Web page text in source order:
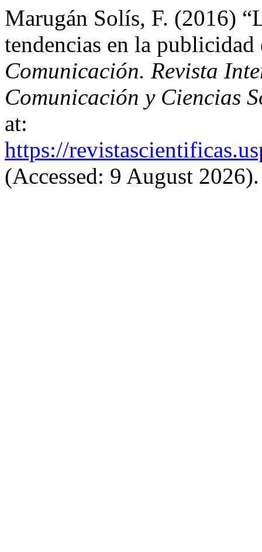
Marugán Solís, F. (2016)
tendencias en la
Comunicación. Revista
Comunicación y Ciencias
at:
https://
(Accessed: 9 August 2026).